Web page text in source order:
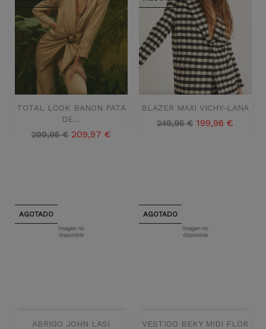
TOTAL LOOK BANON PATA
DE...
Precio
299,95 € Precio
209,97 €
BLAZER MAXI VICHY-LANA
Precio
249,95 € Precio
199,96 €
ABRIGO JOHN LASI
AGOTADO
VESTIDO BEKY MIDI FLOR
AGOTADO